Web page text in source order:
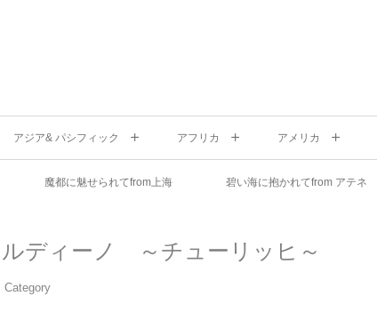
アジア& パシフィック アフリカ アメリカ
魔都に魅せられてfrom上海 碧い海に抱かれてfrom アテネ
ディーノ ～チューリッヒ～
Category